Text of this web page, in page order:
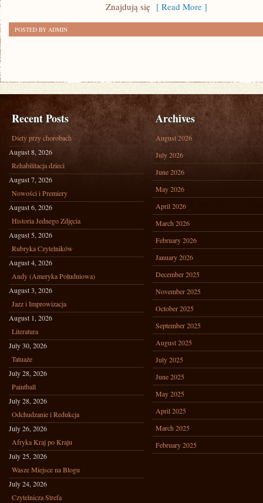
Znajdują się [ Read More ]
POSTED BY ADMIN
Recent Posts
Diety przy chorobach
August 8, 2026
Rehabilitacja dzieci
August 7, 2026
Nowości i Premiery
August 6, 2026
Historia Jednego Zdjęcia
August 5, 2026
Rubryka Czytelników
August 4, 2026
Andy (Ameryka Południowa)
August 3, 2026
Jazz i Improwizacja
August 1, 2026
Literatura
July 30, 2026
Tatuaże
July 28, 2026
Paintball
July 28, 2026
Odchudzanie i Redukcja
July 26, 2026
Afryka Kraj po Kraju
July 25, 2026
Wasze Miejsce na Blogu
July 24, 2026
Czytelnicza Strefa
Archives
August 2026
July 2026
June 2026
May 2026
April 2026
March 2026
February 2026
January 2026
December 2025
November 2025
October 2025
September 2025
August 2025
July 2025
June 2025
May 2025
April 2025
March 2025
February 2025